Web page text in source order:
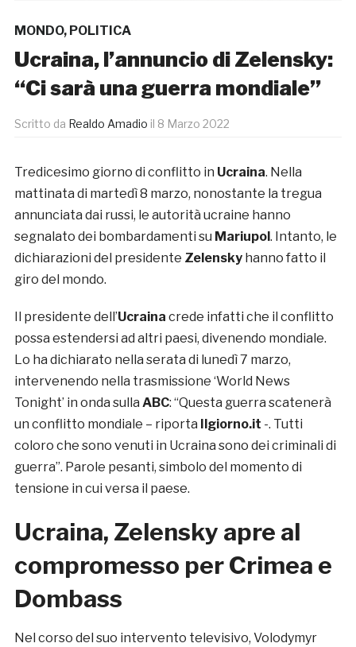
MONDO, POLITICA
Ucraina, l’annuncio di Zelensky:
“Ci sarà una guerra mondiale”
Scritto da Realdo Amadio il 8 Marzo 2022
Tredicesimo giorno di conflitto in Ucraina. Nella
mattinata di martedì 8 marzo, nonostante la tregua
annunciata dai russi, le autorità ucraine hanno
segnalato dei bombardamenti su Mariupol . Intanto, le
dichiarazioni del presidente Zelenskyhanno fatto il
giro del mondo.
Il presidente dell’Ucraina crede infatti che il conflitto
possa estendersi ad altri paesi, divenendo mondiale.
Lo ha dichiarato nella serata di lunedì 7 marzo,
intervenendo nella trasmissione ‘World News
Tonight’ in onda sulla ABC: “Questa guerra scatenerà
un conflitto mondiale – riporta Ilgiorno.it -. Tutti
coloro che sono venuti in Ucraina sono dei criminali di
guerra”. Parole pesanti, simbolo del momento di
tensione in cui versa il paese.
Ucraina, Zelensky apre al
compromesso per Crimea e
Dombass
Nel corso del suo intervento televisivo, Volodymyr